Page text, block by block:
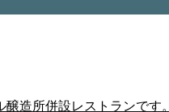
造所併設レストランです。